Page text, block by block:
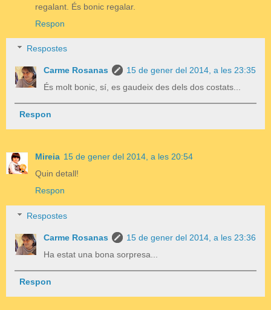
regalant. És bonic regalar.
Respon
Respostes
Carme Rosanas
15 de gener del 2014, a les 23:35
És molt bonic, sí, es gaudeix des dels dos costats...
Respon
Mireia 15 de gener del 2014, a les 20:54
Quin detall!
Respon
Respostes
Carme Rosanas
15 de gener del 2014, a les 23:36
Ha estat una bona sorpresa...
Respon